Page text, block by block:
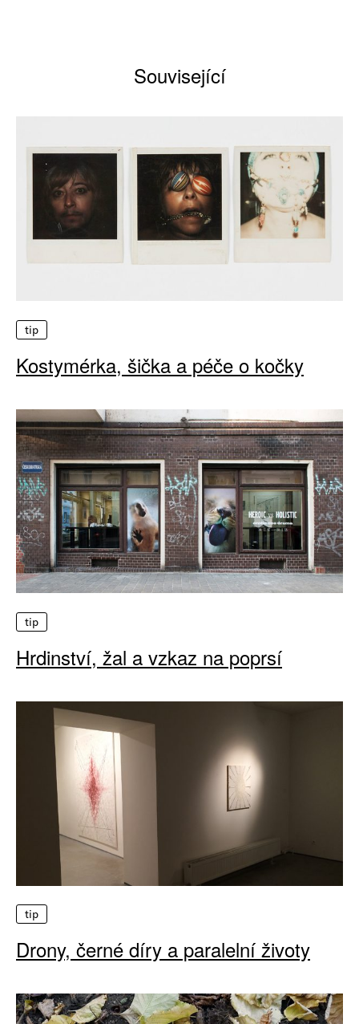
Související
tip
Kostymérka, šička a péče o kočky
tip
Hrdinství, žal a vzkaz na poprsí
tip
Drony, černé díry a paralelní životy